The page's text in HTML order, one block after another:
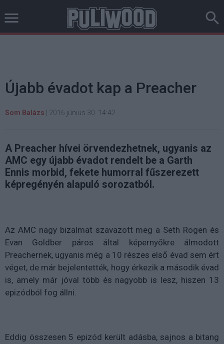
Újabb évadot kap a Preacher
Som Balázs 2016 június 30. 14:42
A Preacher hívei örvendezhetnek, ugyanis az
AMC egy újabb évadot rendelt be a Garth
Ennis morbid, fekete humorral fűszerezett
képregényén alapuló sorozatból.
Az AMC nagy bizalmat szavazott meg a Seth Rogen és
Evan Goldber páros által képernyőkre álmodott
Preachernek, ugyanis még a 10 részes első évad sem ért
véget, de már bejelentették, hogy érkezik a második évad
is, amely már jóval több és nagyobb is lesz, hiszen 13
epizódból fog állni.
Eddig összesen 5 epizód került adásba, sajnos a bitang